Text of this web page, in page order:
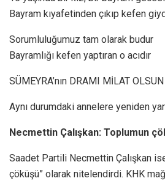
Bayram kıyafetinden çıkıp kefen
Sorumluluğumuz tam olarak budur
Bayramlığı kefen yaptıran o acıdır
SÜMEYRA’nın DRAMI MİLAT OLSUN
Aynı durumdaki annelere yeniden
Necmettin Çalışkan: Toplumun
Saadet Partili Necmettin Çalışkan
çöküşü” olarak nitelendirdi. KHK